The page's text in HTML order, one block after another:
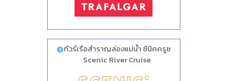
ทัวร์เรือสำราญล่องแม่น้ำ ซีนิคครูซ
Scenic River Cruise